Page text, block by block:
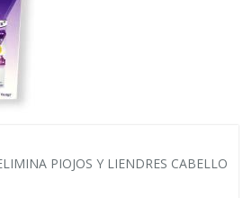
PIOJOS Y LIENDRES CABELLO